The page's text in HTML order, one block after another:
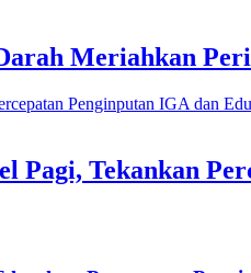
Meriahkan
Pagi, Tekankan